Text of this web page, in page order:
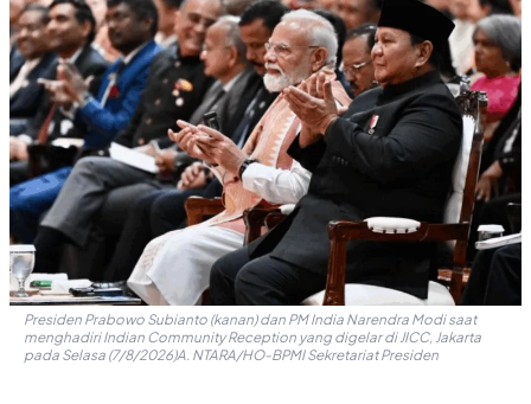
Presiden Prabowo Subianto (kanan) dan PM India Narendra Modi saat
menghadiri Indian Community Reception yang digelar di JICC, Jakarta
pada Selasa (7/8/2026)A. NTARA/HO-BPMI Sekretariat Presiden